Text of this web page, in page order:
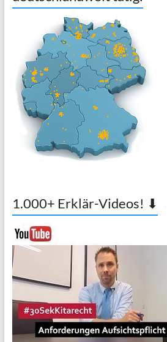
1.000+ Erklär-Videos! ⬇